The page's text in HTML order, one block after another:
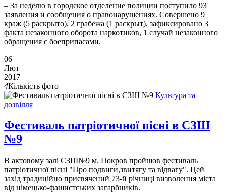
– За неделю в городское отделение полиции поступило 93
заявления и сообщения о правонарушениях. Совершено 9
краж (5 раскрыто), 2 грабежа (1 раскрыт), зафиксировано 3
факта незаконного оборота наркотиков, 1 случай незаконного
обращения с боеприпасами.
06
Лют
2017
4Кількість фото
Культура та
дозвілля
Фестиваль патріотичної пісні в СЗШ
№9
В актовому залі СЗШ№9 м. Покров пройшов фестиваль
патріотичної пісні "Про подвиги,звитягу та відвагу". Цей
захід традиційно присвячений 73-й річниці визволення міста
від німецько-фашистських загарбників.